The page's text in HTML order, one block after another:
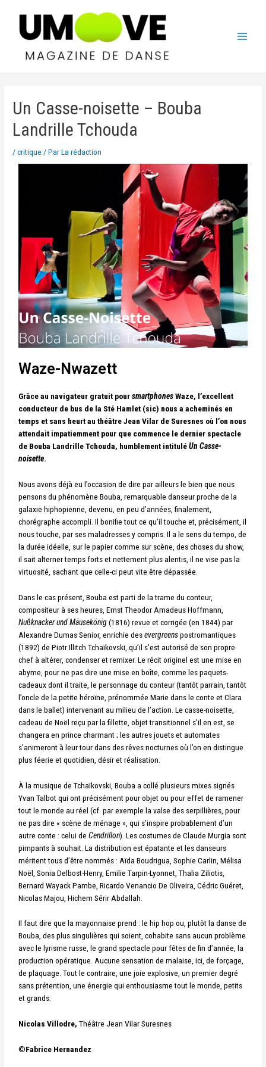
Un Casse-noisette – Bouba
Landrille Tchouda
/critique / ParLa rédaction
Waze-Nwazett
Grâce au navigateur gratuit poursmartphonesWaze, l’excellent
conducteur de bus de la Sté Hamlet (sic) nous a acheminés en
temps et sans heurt au théâtre Jean Vilar de Suresnes où l’on nous
attendait impatiemment pour que commence le dernier spectacle
de Bouba Landrille Tchouda, humblement intituléUn Casse-
noisette.
Nous avons déjà eu l’occasion de dire par ailleurs le bien que nous
pensons du phénomène Bouba, remarquable danseur proche de la
galaxie hiphopienne, devenu, en peu d’années, finalement,
chorégraphe accompli. Il bonifie tout ce qu’il touche et, précisément, il
nous touche, par ses maladresses y compris. Il a le sens du tempo, de
la durée idéelle, sur le papier comme sur scène, des choses du show,
il sait alterner temps forts et nettement plus alentis, il ne vise pas la
virtuosité, sachant que celle-ci peut vite être dépassée.
Dans le cas présent, Bouba est parti de la trame du conteur,
compositeur à ses heures, Ernst Theodor Amadeus Hoffmann,
Nußknacker und Mäusekönig(1816) revue et corrigée (en 1844) par
Alexandre Dumas Senior, enrichie desevergreenspostromantiques
(1892) de Piotr Illitch Tchaïkovski, qu’il s’est autorisé de son propre
chef à altérer, condenser et remixer. Le récit originel est une mise en
abyme, pour ne pas dire une mise en boîte, comme les paquets-
cadeaux dont il traite, le personnage du conteur (tantôt parrain, tantôt
l’oncle de la petite héroïne, prénommée Marie dans le conte et Clara
dans le ballet) intervenant au milieu de l’action. Le casse-noisette,
cadeau de Noël reçu par la fillette, objet transitionnel s’il en est, se
changera en prince charmant ; les autres jouets et automates
s’animeront à leur tour dans des rêves nocturnes où l’on en distingue
plus féerie et quotidien, désir et réalisation.
À la musique de Tchaïkovski, Bouba a collé plusieurs mixes signés
Yvan Talbot qui ont précisément pour objet ou pour effet de ramener
tout le monde au réel (cf. par exemple la valse des serpillières, pour
ne pas dire « scène de ménage », qui s’inspire probablement d’un
autre conte : celui deCendrillon). Les costumes de Claude Murgia sont
pimpants à souhait. La distribution est épatante et les danseurs
méritent tous d’être nommés : Aïda Boudrigua, Sophie Carlin, Mélisa
Noël, Sonia Delbost-Henry, Emilie Tarpin-Lyonnet, Thalia Ziliotis,
Bernard Wayack Pambe, Ricardo Venancio De Oliveira, Cédric Guéret,
Nicolas Majou, Hichem Sérir Abdallah.
Il faut dire que la mayonnaise prend : le hip hop ou, plutôt la danse de
Bouba, des plus singulières qui soient, cohabite sans aucun problème
avec le lyrisme russe, le grand spectacle pour fêtes de fin d’année, la
production opératique. Aucune sensation de malaise, ici, de forçage,
de plaquage. Tout le contraire, une joie explosive, un premier degré
sans prétention, une énergie qui enthousiasme tout le monde, petits
et grands.
Nicolas Villodre,Théâtre Jean Vilar Suresnes
©Fabrice Hernandez